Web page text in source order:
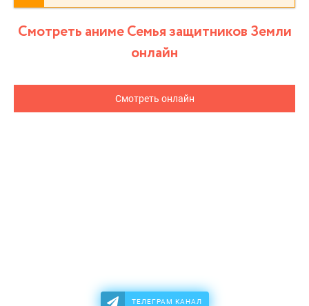
Смотреть аниме Семья защитников Земли
онлайн
Смотреть онлайн
ТЕЛЕГРАМ КАНАЛ